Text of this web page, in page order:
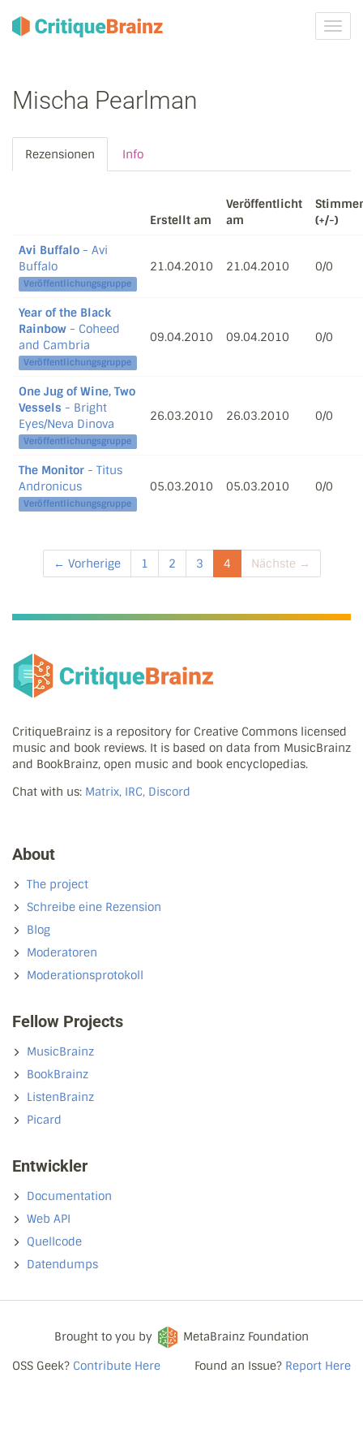
ein-/
Mischa Pearlman
Rezensionen Info
Erstellt am
Veröffentlicht
am
(+/-)
Avi Buffalo - Avi
Buffalo
Veröffentlichungsgruppe
21.04.2010 21.04.2010 0/0
Year of the Black
Rainbow - Coheed
and Cambria
Veröffentlichungsgruppe
09.04.2010 09.04.2010 0/0
One Jug of Wine, Two
Vessels - Bright
Eyes/Neva Dinova
Veröffentlichungsgruppe
26.03.2010 26.03.2010 0/0
The Monitor - Titus
Andronicus
Veröffentlichungsgruppe
05.03.2010 05.03.2010 0/0
← Vorherige 1 2 3 4 Nächste →
CritiqueBrainz is a repository for Creative Commons licensed
music and book reviews. It is based on data from MusicBrainz
and BookBrainz, open music and book encyclopedias.
Chat with us: Matrix, IRC, Discord
About
The project
Schreibe eine Rezension
Blog
Moderatoren
Moderationsprotokoll
Fellow Projects
MusicBrainz
BookBrainz
ListenBrainz
Picard
Entwickler
Documentation
Web API
Quellcode
Datendumps
OSS Geek? Contribute Here
Brought to you by
MetaBrainz Foundation
Found an Issue? Report Here